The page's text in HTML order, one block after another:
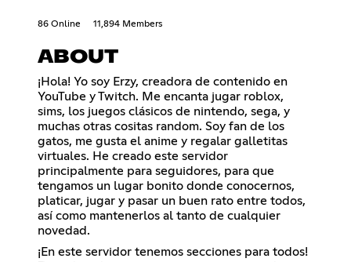
86 Online 11,894 Members
ABOUT
¡Hola! Yo soy Erzy, creadora de contenido en
YouTube y Twitch. Me encanta jugar roblox,
sims, los juegos clásicos de nintendo, sega, y
muchas otras cositas random. Soy fan de los
gatos, me gusta el anime y regalar galletitas
virtuales. He creado este servidor
principalmente para seguidores, para que
tengamos un lugar bonito donde conocernos,
platicar, jugar y pasar un buen rato entre todos,
así como mantenerlos al tanto de cualquier
novedad.
¡En este servidor tenemos secciones para todos!